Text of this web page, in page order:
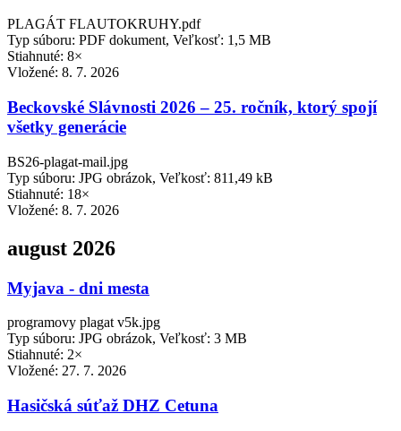
PLAGÁT FLAUTOKRUHY.pdf
Typ súboru: PDF dokument, Veľkosť: 1,5 MB
Stiahnuté: 8×
Vložené: 8. 7. 2026
Beckovské Slávnosti 2026 – 25. ročník, ktorý spojí
všetky generácie
BS26-plagat-mail.jpg
Typ súboru: JPG obrázok, Veľkosť: 811,49 kB
Stiahnuté: 18×
Vložené: 8. 7. 2026
august 2026
Myjava - dni mesta
programovy plagat v5k.jpg
Typ súboru: JPG obrázok, Veľkosť: 3 MB
Stiahnuté: 2×
Vložené: 27. 7. 2026
Hasičská súťaž DHZ Cetuna